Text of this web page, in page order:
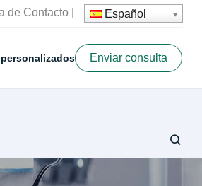
de Contacto Español
Enviar consulta